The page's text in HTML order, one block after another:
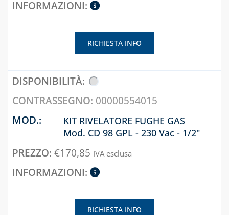
E ACCESSORI
SISTEMI DI
VENTILAZIONE E
DELL'ARIA
CONTATORI GAS
CONTATORI
ELETTRICI
CASSETTE PER
INTERCETTAZIONE
CAPITOLO 08
ANTIGELO,
E DETERGENTI
BENDE, NASTRI E
FASCETTE E
RICHIESTA INFO
00000554015
KIT RIVELATORE FUGHE GAS
Mod. CD 98 GPL - 230 Vac - 1/2"
€170,85 IVA esclusa
RICHIESTA INFO